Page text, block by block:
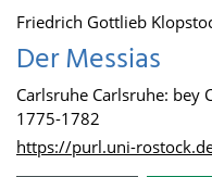
Friedrich Gottlieb
Der Messias
Carlsruhe Carlsruhe: bey
1775-1782
https://purl.uni-